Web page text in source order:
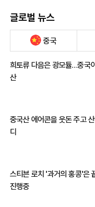
글로벌 뉴스
중국
희토류 다음은 광모듈…중국
산
중국산 에어콘을 웃돈 주고
디
스티븐 로치 '과거의 홍콩'은
진행중